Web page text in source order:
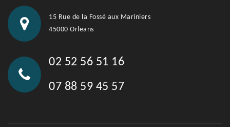
15 Rue de la Fossé aux Mariniers
45000 Orleans
02 52 56 51 16
07 88 59 45 57